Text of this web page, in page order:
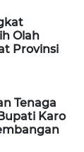
Olah
Provinsi
Tenaga
Karo